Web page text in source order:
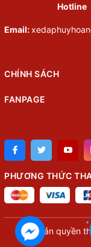
Hotline
Email:
CHÍNH SÁCH
FANPAGE
PHƯƠNG THỨC
© Bản quyền